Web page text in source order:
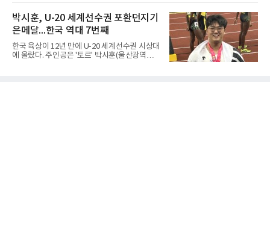
다.B조에서는 용산고가 안양고를 98-71로 꺾고
대회 2연승을 달렸다.한편 남중
서 일본여자프로농구 2부 리그 아란마레에 54-
79로 졌다. 이다연이 14점을 넣었으나 20점 9리
바운드를 기록한 바이 쿰바 디야산을 앞세운 상
대를 넘지 못했다.이번 대회에 처음 출전한 아란
마레는 조별리그부터 결승까지 6전 전승을 거뒀
고, 디야산이 최우수선수(MVP)로 뽑혔다.
박시훈, U-20 세계선수권 포환던지기
은메달...한국 역대 7번째
한국 육상이 12년 만에 U-20 세계선수권 시상대
에 올랐다. 주인공은 '토르' 박시훈(울산광역시)